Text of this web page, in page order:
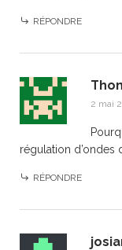
RÉPONDRE
2 mai
régulation d’ondes
RÉPONDRE